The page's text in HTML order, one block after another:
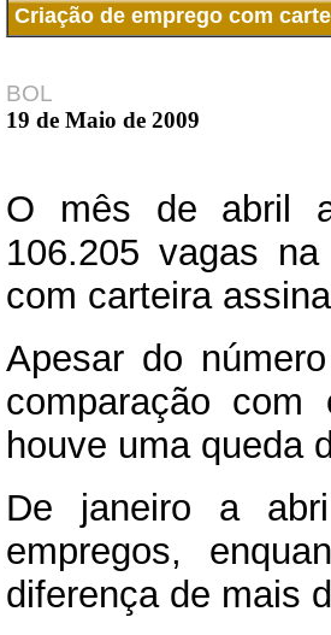
Criação de emprego com
BOL
19 de Maio de 2009
O mês de abril
106.205 vagas
com carteira
Apesar do
comparação
houve uma queda
De janeiro a
empregos,
diferença de mais